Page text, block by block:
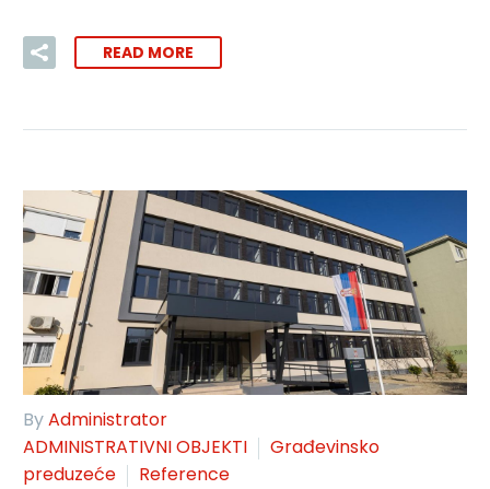
READ MORE
ByAdministrator
ADMINISTRATIVNI OBJEKTI
Građevinsko
preduzeće
Reference